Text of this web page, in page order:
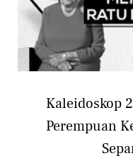
Kaleidoskop
Perempuan